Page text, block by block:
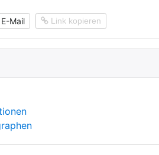
E-Mail Link kopieren